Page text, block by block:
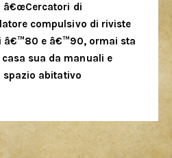
â€œCercatori di
compulsivo di riviste
â€™80 e â€™90, ormai sta
sua da manuali e
spazio abitativo